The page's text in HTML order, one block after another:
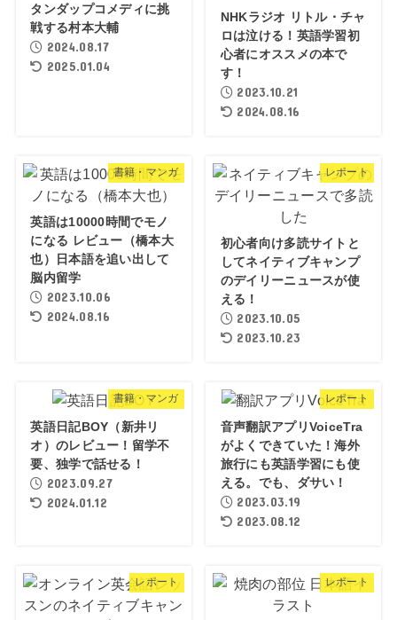
タンダップコメディに挑
戦する村本大輔
2024.08.17
2025.01.04
NHKラジオ リトル・チャ
ロは泣ける！英語学習初
心者にオススメの本で
す！
2023.10.21
2024.08.16
書籍・マンガ
英語は10000時間でモノ
になる レビュー（橋本大
也）日本語を追い出して
脳内留学
2023.10.06
2024.08.16
レポート
初心者向け多読サイトと
してネイティブキャンプ
のデイリーニュースが使
える！
2023.10.05
2023.10.23
書籍・マンガ
英語日記BOY（新井リ
オ）のレビュー！留学不
要、独学で話せる！
2023.09.27
2024.01.12
レポート
音声翻訳アプリVoiceTra
がよくできていた！海外
旅行にも英語学習にも使
える。でも、ダサい！
2023.03.19
2023.08.12
レポート レポート